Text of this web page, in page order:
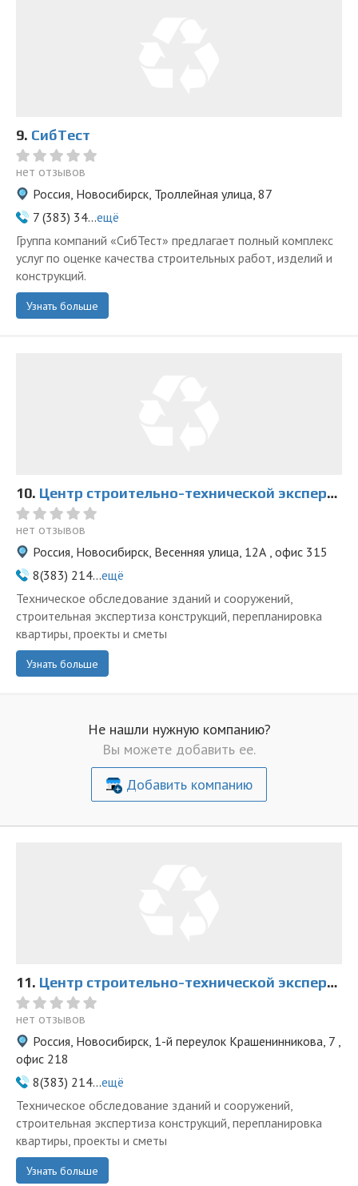
9. СибТест
нет отзывов
Россия, Новосибирск, Троллейная улица, 87
7 (383) 34...ещё
Группа компаний «СибТест» предлагает полный комплекс
услуг по оценке качества строительных работ, изделий и
конструкций.
Узнать больше
10. Центр строительно-технической экспертизы и проектирования на Правом берегу
нет отзывов
Россия, Новосибирск, Весенняя улица, 12А , офис 315
8(383) 214...ещё
Техническое обследование зданий и сооружений,
строительная экспертиза конструкций, перепланировка
квартиры, проекты и сметы
Узнать больше
Не нашли нужную компанию?
Вы можете добавить ее.
Добавить компанию
11. Центр строительно-технической экспертизы и проектирования на Левом берегу
нет отзывов
Россия, Новосибирск, 1-й переулок Крашенинникова, 7 ,
офис 218
8(383) 214...ещё
Техническое обследование зданий и сооружений,
строительная экспертиза конструкций, перепланировка
квартиры, проекты и сметы
Узнать больше